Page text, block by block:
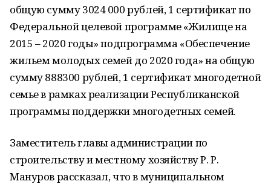
общую сумму 3024 000 рублей, 1 сертификат по
Федеральной целевой программе «Жилище на
2015 – 2020 годы» подпрограмма «Обеспечение
жильем молодых семей до 2020 года» на общую
сумму 888300 рублей, 1 сертификат многодетной
семье в рамках реализации Республиканской
программы поддержки многодетных семей.
Заместитель главы администрации по
строительству и местному хозяйству Р. Р.
Мануров рассказал, что в муниципальном